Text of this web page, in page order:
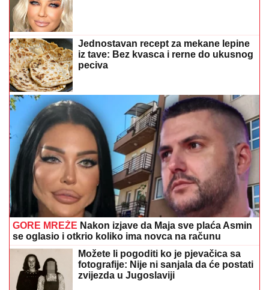
Jednostavan recept za mekane lepine
iz tave: Bez kvasca i rerne do ukusnog
peciva
GORE MREŽE Nakon izjave da Maja sve plaća Asmin
se oglasio i otkrio koliko ima novca na računu
Možete li pogoditi ko je pjevačica sa
fotografije: Nije ni sanjala da će postati
zvijezda u Jugoslaviji